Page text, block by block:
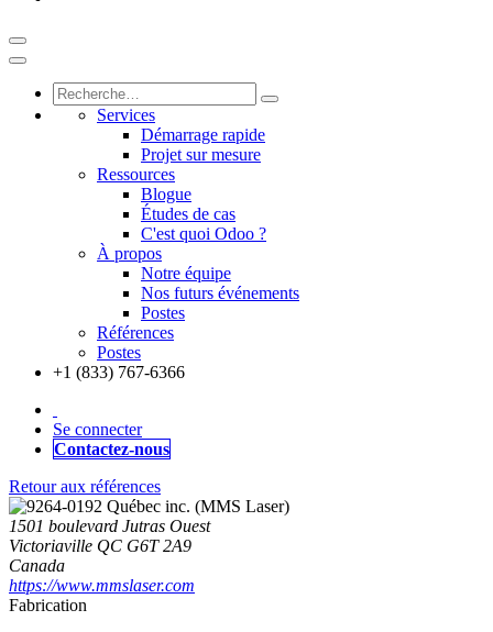
Services
Démarrage rapide
Projet sur mesure
Ressources
Blogue
Études de cas
C'est quoi Odoo ?
À propos
Notre équipe
Nos futurs événements
Postes
Références
Postes
+1 (833) 767-6366
Se connecter
Contactez-nous
Retour aux références
1501 boulevard Jutras Ouest
Victoriaville QC G6T 2A9
Canada
https://www.mmslaser.com
Fabrication